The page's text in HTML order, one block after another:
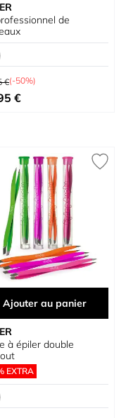
de
€(-50%)
€
Ajouter au panier
à épiler double
EXTRA